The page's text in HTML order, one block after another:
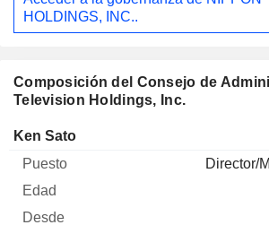
HOLDINGS, INC..
Composición del Consejo de
Television Holdings, Inc.
Administrador
Ken Sato
Director/